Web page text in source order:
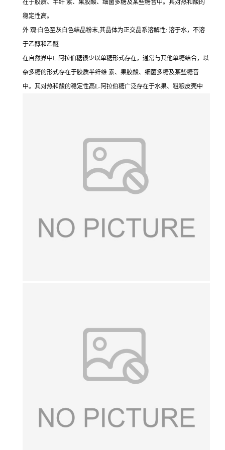
在于胶质、半纤 素、果胶酸、细菌多糖及某些糖昔中。其对热和酸的
稳定性高。
外 观:白色至灰白色结晶粉末,其晶体为正交晶系溶解性: 溶于水，不溶
于乙醇和乙醚
在自然界中L-阿拉伯糖很少以单糖形式存在，通常与其他单糖结合，以
杂多糖的形式存在于胶质半纤维 素、果胶酸、细菌多糖及某些糖音
中。其对热和酸的稳定性高L-阿拉伯糖广泛存在于水果、粗粮皮壳中